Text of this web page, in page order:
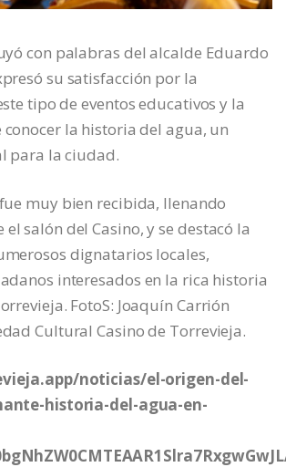
con palabras del alcalde Eduardo
su satisfacción por la
tipo de eventos educativos y la
la historia del agua, un
para la ciudad.
muy bien recibida, llenando
salón del Casino, y se destacó la
dignatarios locales,
interesados en la rica historia
FotoS: Joaquín Carrión
Cultural Casino de Torrevieja.
noticias/el-origen-del-
historia-del-agua-en-